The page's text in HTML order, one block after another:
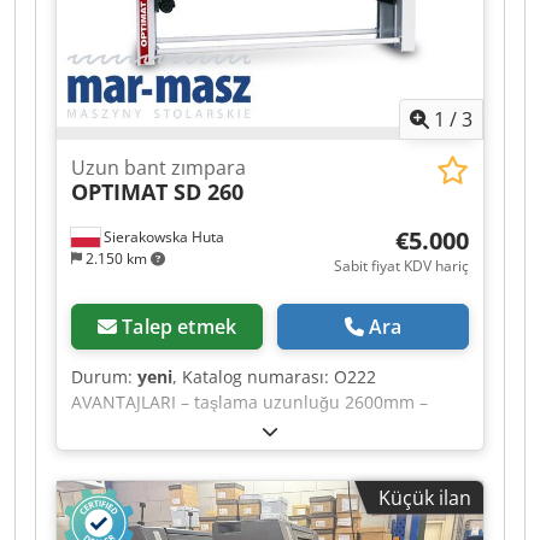
1 /3
Sierakowska Huta
2.150 km
Uzun bant zımpara
OPTIMAT SD 260
€5.000
Sabit fiyat KDV hariç
Talep etmek Ara
Durum: yeni, Katalog numarası: O222
AVANTAJLARI – taşlama uzunluğu 2600mm –
elektrikli masa yükseklik ayarı - yeni makine -
garanti -CE belgesi TEKNİK VERİLER masa ölçüsü
2600x800mm masa kaldırma 570mm kasnak
250mm elektrikli masa yükseklik ayarı 0.37kW
bant hızı 18m/sn zımpara bandı boyutları 120 x
Küçük ilan